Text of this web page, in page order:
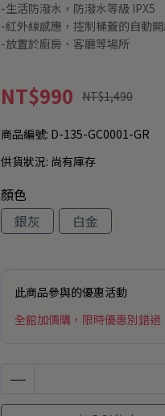
-生活防潑水，防潑水等級 IPX5
-紅外線感應，控制桶蓋的自動
-放置於廚房、客廳等場所
NT$990 NT$1,490
商品編號: D-135-GC0001-GR
供貨狀況: 尚有庫存
顏色
銀灰
白金
此商品參與的優惠活動
全館加價購，限時優惠別錯過